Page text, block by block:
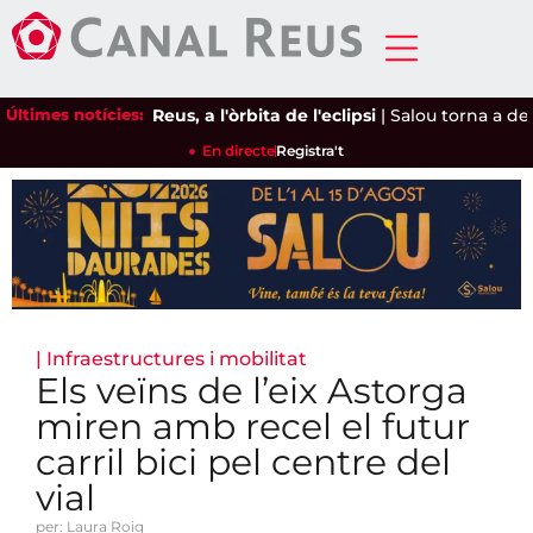
Últimes notícies:Reus, a l'òrbita de l'eclipsi|Salou torna a
En directeRegistra't
| Infraestructures i mobilitat
Els veïns de l’eix Astorga
miren amb recel el futur
carril bici pel centre del
vial
per: Laura Roig